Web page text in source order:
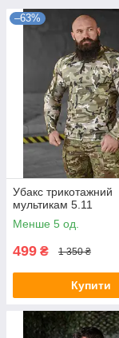
–63%
Убакс трикотажний
мультикам 5.11
Менше 5 од.
499 ₴ 1 350 ₴
Купити